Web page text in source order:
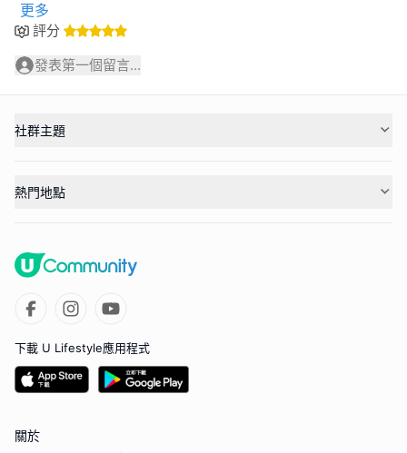
更多
評分
發表第一個留言...
社群主題
熱門地點
下載 U Lifestyle應用程式
關於